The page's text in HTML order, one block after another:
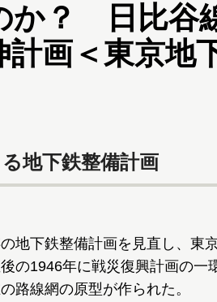
か？ 日比谷
画＜東京地
地下鉄整備計画
地下鉄整備計画を見直し、東
の1946年に戦災復興計画の一
路線網の原型が作られた。